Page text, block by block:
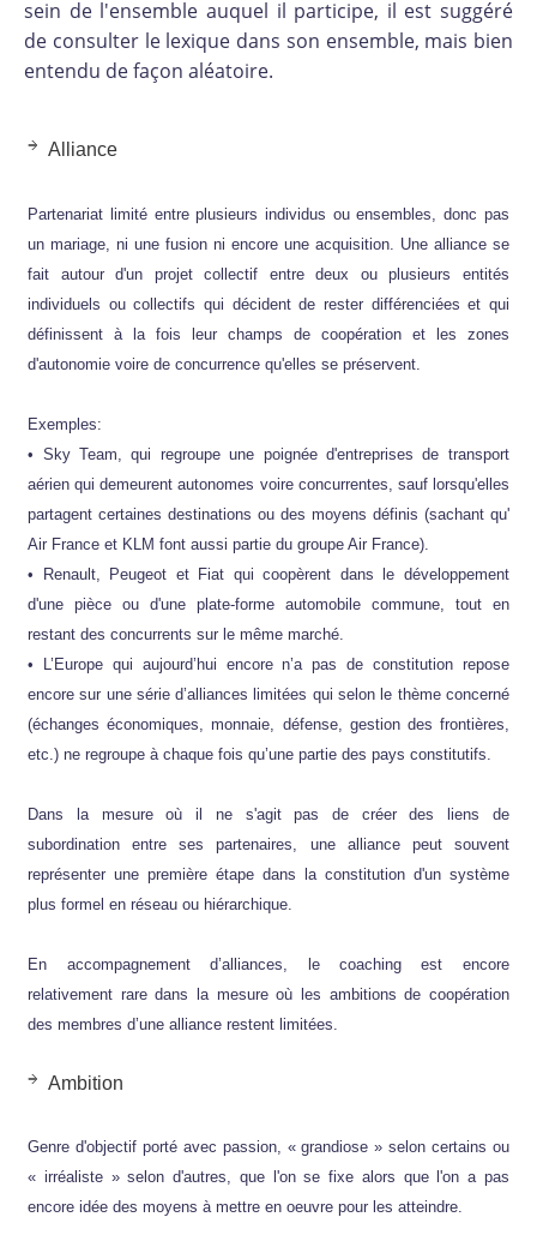
sein de l'ensemble auquel il participe, il est suggéré
de consulter le lexique dans son ensemble, mais bien
entendu de façon aléatoire.
Alliance
Partenariat limité entre plusieurs individus ou ensembles, donc pas
un mariage, ni une fusion ni encore une acquisition. Une alliance se
fait autour d'un projet collectif entre deux ou plusieurs entités
individuels ou collectifs qui décident de rester différenciées et qui
définissent à la fois leur champs de coopération et les zones
d'autonomie voire de concurrence qu'elles se préservent.
Exemples:
• Sky Team, qui regroupe une poignée d'entreprises de transport
aérien qui demeurent autonomes voire concurrentes, sauf lorsqu'elles
partagent certaines destinations ou des moyens définis (sachant qu'
Air France et KLM font aussi partie du groupe Air France).
• Renault, Peugeot et Fiat qui coopèrent dans le développement
d'une pièce ou d'une plate-forme automobile commune, tout en
restant des concurrents sur le même marché.
• L’Europe qui aujourd’hui encore n’a pas de constitution repose
encore sur une série d’alliances limitées qui selon le thème concerné
(échanges économiques, monnaie, défense, gestion des frontières,
etc.) ne regroupe à chaque fois qu’une partie des pays constitutifs.
Dans la mesure où il ne s'agit pas de créer des liens de
subordination entre ses partenaires, une alliance peut souvent
représenter une première étape dans la constitution d'un système
plus formel en réseau ou hiérarchique.
En accompagnement d’alliances, le coaching est encore
relativement rare dans la mesure où les ambitions de coopération
des membres d’une alliance restent limitées.
Ambition
Genre d'objectif porté avec passion, « grandiose » selon certains ou
« irréaliste » selon d'autres, que l'on se fixe alors que l'on a pas
encore idée des moyens à mettre en oeuvre pour les atteindre.